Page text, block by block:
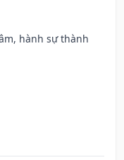
hành sự thành